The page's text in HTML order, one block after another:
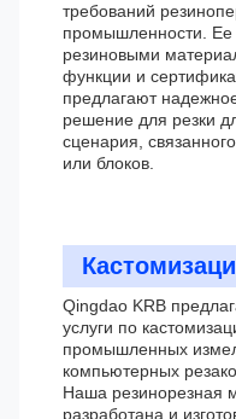
требований
промышленности. Ее
резиновыми
функции и
предлагают
решение для резки
сценария,
или блоков.
Qingdao KRB
услуги по
промышленных
компьютерных
Наша резинорезная
разработана и